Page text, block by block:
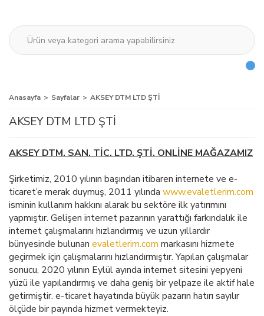
Anasayfa Sayfalar AKSEY DTM LTD ŞTİ
AKSEY DTM LTD ŞTİ
AKSEY DTM. SAN. TİC. LTD. ŞTİ. ONLİNE MAĞAZAMIZ
Şirketimiz, 2010 yılının başından itibaren internete ve e-
ticaret’e merak duymuş, 2011 yılında www.evaletlerim.com
isminin kullanım hakkını alarak bu sektöre ilk yatırımını
yapmıştır. Gelişen internet pazarının yarattığı farkındalık ile
internet çalışmalarını hızlandırmış ve uzun yıllardır
bünyesinde bulunan evaletlerim.com markasını hizmete
geçirmek için çalışmalarını hızlandırmıştır. Yapılan çalışmalar
sonucu, 2020 yılının Eylül ayında internet sitesini yepyeni
yüzü ile yapılandırmış ve daha geniş bir yelpaze ile aktif hale
getirmiştir. e-ticaret hayatında büyük pazarın hatırı sayılır
ölçüde bir payında hizmet vermekteyiz.